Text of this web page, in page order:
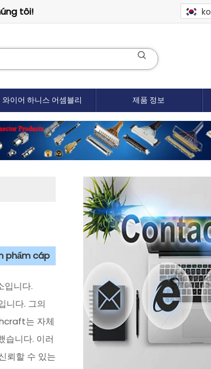
tôi! ko
와이어 하니스 어셈블리 제품 정보
phẩm cáp
입니다.
니다. 그의
는 자체
습니다. 이러
뢰할 수 있는